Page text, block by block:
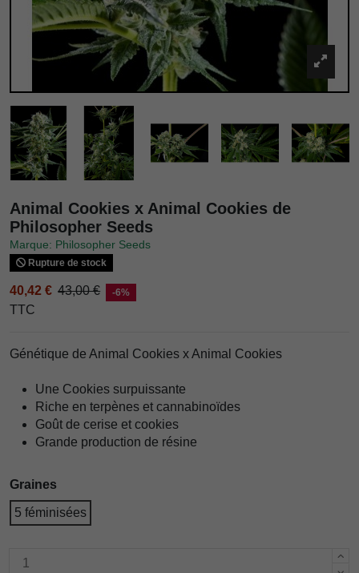
Animal Cookies x Animal Cookies de
Philosopher Seeds
Marque: Philosopher Seeds
Rupture de stock
40,42 € 43,00 € -6%
TTC
Génétique de Animal Cookies x Animal Cookies
Une Cookies surpuissante
Riche en terpènes et cannabinoïdes
Goût de cerise et cookies
Grande production de résine
Graines
5 féminisées